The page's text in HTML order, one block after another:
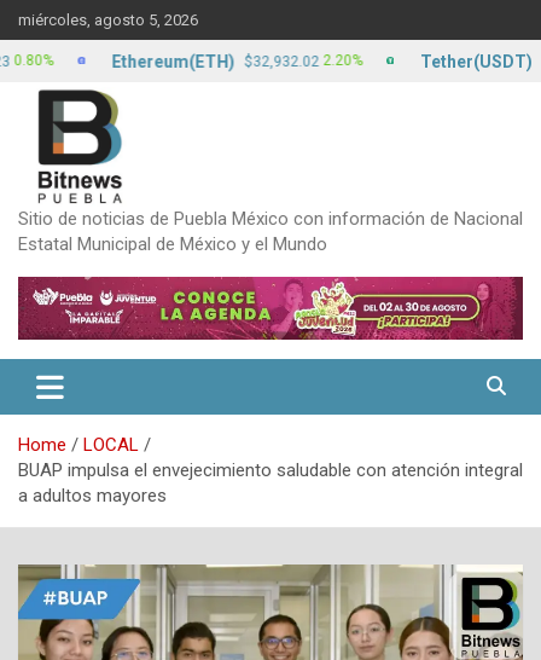
to
content
miércoles, agosto 5, 2026
Sitio de noticias de Puebla México con información de Nacional
Estatal Municipal de México y el Mundo
Home
LOCAL
BUAP impulsa el envejecimiento saludable con atención integral
a adultos mayores
Ethereum(ETH) $32,932.02 2.20% Tether(USDT) $17.22